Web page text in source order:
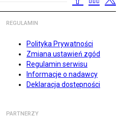
REGULAMIN
Polityka Prywatności
Zmiana ustawień zgód
Regulamin serwisu
Informacje o nadawcy
Deklaracja dostępności
PARTNERZY